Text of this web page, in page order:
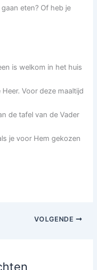
eten? Of heb je
is welkom in het huis
Voor deze maaltijd
de tafel van de Vader
je voor Hem gekozen
VOLGENDE